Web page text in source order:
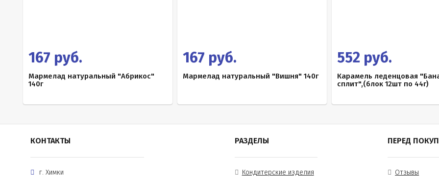
167 руб.
Мармелад натуральный "Абрикос"
140г
167 руб.
Мармелад натуральный "Вишня" 140г
552 руб.
Карамель леденцовая
сплит",(блок 12шт по 44г)
КОНТАКТЫ
г. Химки
РАЗДЕЛЫ
Кондитерские изделия
ПЕРЕД
Отзывы